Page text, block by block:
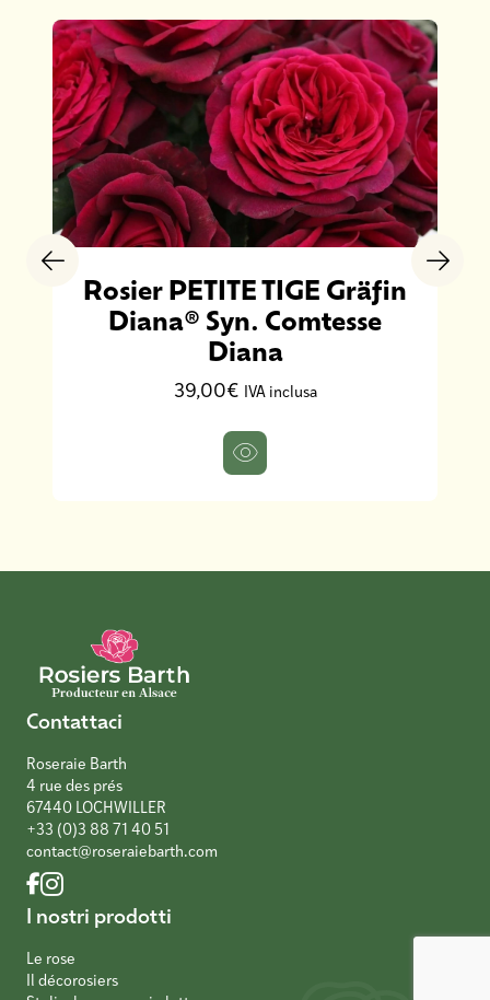
Rosier PETITE TIGE Gräfin
Diana® Syn. Comtesse
Diana
39,00€ IVA inclusa
Contattaci
Roseraie Barth
4 rue des prés
67440 LOCHWILLER
+33 (0)3 88 71 40 51
contact@roseraiebarth.com
I nostri prodotti
Le rose
Il décorosiers